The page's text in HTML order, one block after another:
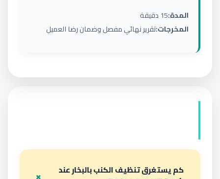
المدة:15 دقيقة
المخرجات:تقرير نهائي مفصل وضمان رضا العميل
كم يستغرق تنظيف الكنب بالبخار عند